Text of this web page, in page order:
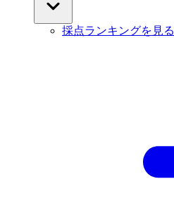
採点ランキングを見る